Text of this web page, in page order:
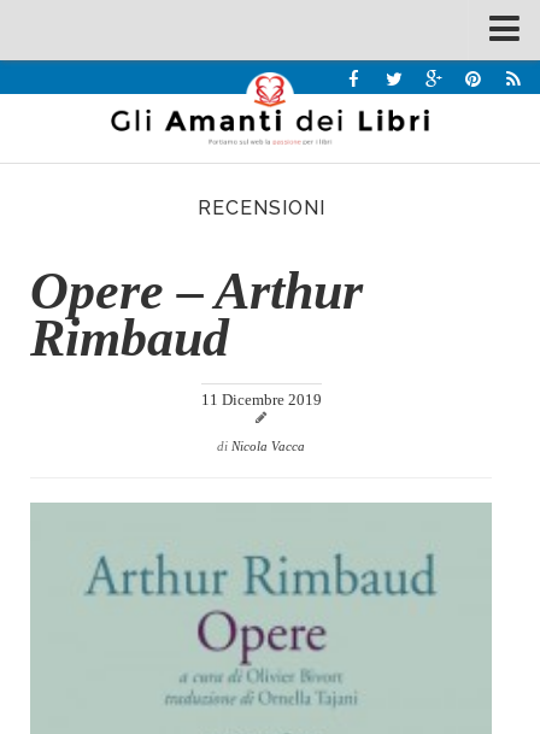
Recensioni
Interviste & Incontri
Chi siamo
Contatti
Dicono di Noi
RECENSIONI
Opere – Arthur
Rimbaud
11 Dicembre 2019
di Nicola Vacca